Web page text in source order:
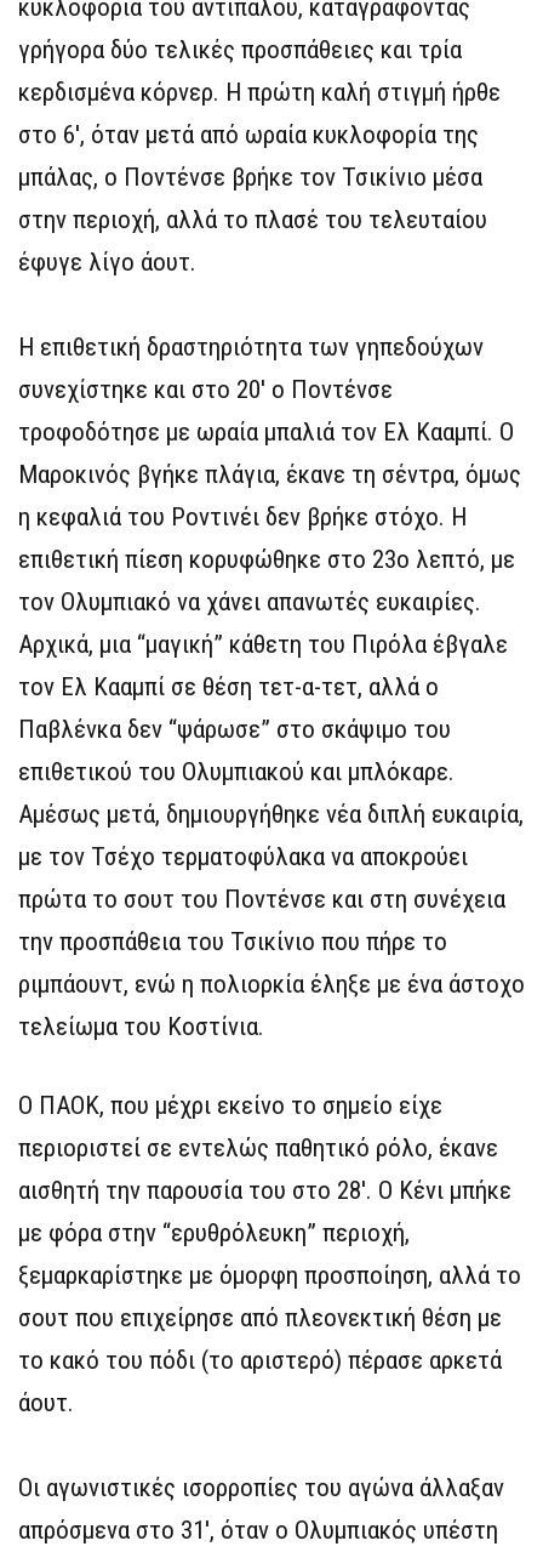
κυκλοφορία του αντιπάλου, καταγράφοντας
γρήγορα δύο τελικές προσπάθειες και τρία
κερδισμένα κόρνερ. Η πρώτη καλή στιγμή ήρθε
στο 6′, όταν μετά από ωραία κυκλοφορία της
μπάλας, ο Ποντένσε βρήκε τον Τσικίνιο μέσα
στην περιοχή, αλλά το πλασέ του τελευταίου
έφυγε λίγο άουτ.
Η επιθετική δραστηριότητα των γηπεδούχων
συνεχίστηκε και στο 20′ ο Ποντένσε
τροφοδότησε με ωραία μπαλιά τον Ελ Κααμπί. Ο
Μαροκινός βγήκε πλάγια, έκανε τη σέντρα, όμως
η κεφαλιά του Ροντινέι δεν βρήκε στόχο. Η
επιθετική πίεση κορυφώθηκε στο 23ο λεπτό, με
τον Ολυμπιακό να χάνει απανωτές ευκαιρίες.
Αρχικά, μια “μαγική” κάθετη του Πιρόλα έβγαλε
τον Ελ Κααμπί σε θέση τετ-α-τετ, αλλά ο
Παβλένκα δεν “ψάρωσε” στο σκάψιμο του
επιθετικού του Ολυμπιακού και μπλόκαρε.
Αμέσως μετά, δημιουργήθηκε νέα διπλή ευκαιρία,
με τον Τσέχο τερματοφύλακα να αποκρούει
πρώτα το σουτ του Ποντένσε και στη συνέχεια
την προσπάθεια του Τσικίνιο που πήρε το
ριμπάουντ, ενώ η πολιορκία έληξε με ένα άστοχο
τελείωμα του Κοστίνια.
Ο ΠΑΟΚ, που μέχρι εκείνο το σημείο είχε
περιοριστεί σε εντελώς παθητικό ρόλο, έκανε
αισθητή την παρουσία του στο 28′. Ο Κένι μπήκε
με φόρα στην “ερυθρόλευκη” περιοχή,
ξεμαρκαρίστηκε με όμορφη προσποίηση, αλλά το
σουτ που επιχείρησε από πλεονεκτική θέση με
το κακό του πόδι (το αριστερό) πέρασε αρκετά
άουτ.
Οι αγωνιστικές ισορροπίες του αγώνα άλλαξαν
απρόσμενα στο 31′, όταν ο Ολυμπιακός υπέστη